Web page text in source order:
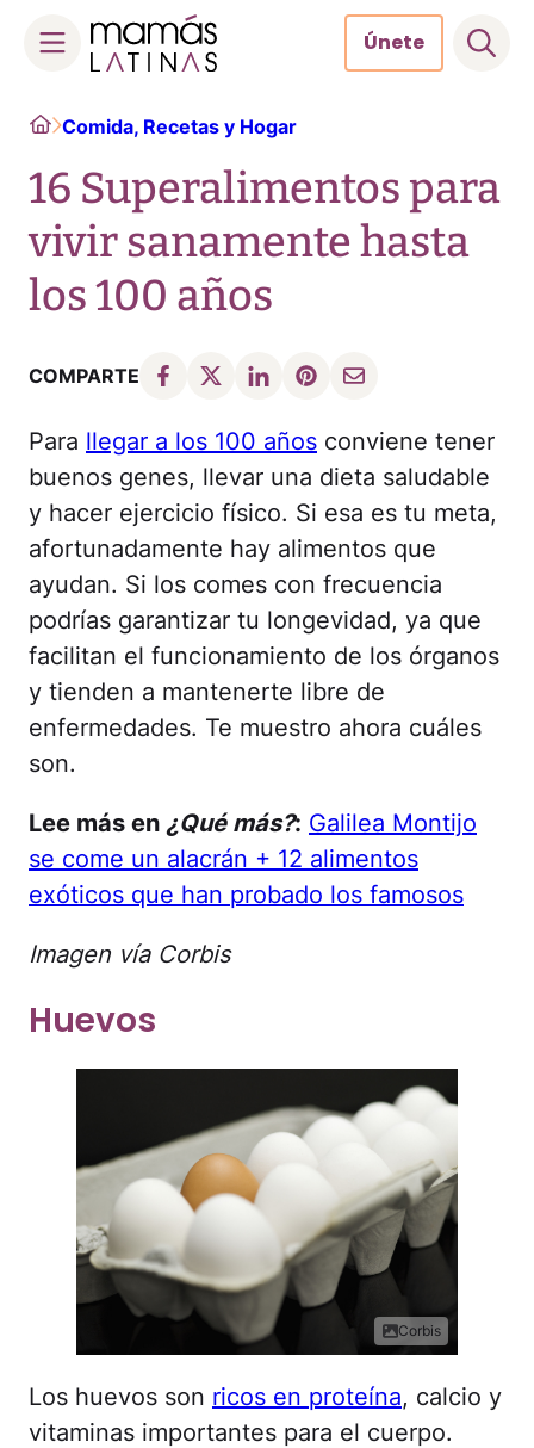
content
Únete
HomeComida, Recetas y Hogar
16 Superalimentos para
vivir sanamente hasta
los 100 años
COMPARTE
Para llegar a los 100 años conviene tener
buenos genes, llevar una dieta saludable
y hacer ejercicio físico. Si esa es tu meta,
afortunadamente hay alimentos que
ayudan. Si los comes con frecuencia
podrías garantizar tu longevidad, ya que
facilitan el funcionamiento de los órganos
y tienden a mantenerte libre de
enfermedades. Te muestro ahora cuáles
son.
Lee más en ¿Qué más?: Galilea Montijo
se come un alacrán + 12 alimentos
exóticos que han probado los famosos
Imagen vía Corbis
Huevos
Corbis
Los huevos son ricos en proteína, calcio y
vitaminas importantes para el cuerpo.